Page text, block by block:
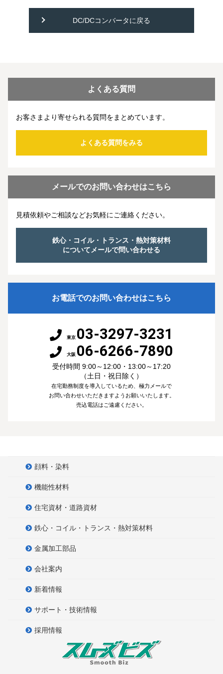
DC/DCコンバータに戻る
よくある質問
お客さまより寄せられる質問をまとめています。
よくある質問をみる
メールでのお問い合わせはこちら
見積依頼やご相談などお気軽にご連絡ください。
鉄心・コイル・トランス・熱対策材料
についてメールで問い合わせる
お電話でのお問い合わせはこちら
東京 03-3297-3231
大阪 06-6266-7890
受付時間 9:00～12:00・13:00～17:20
（土日・祝日除く）
在宅勤務制度を導入しているため、極力メールで
お問い合わせいただきますようお願いいたします。
売込電話はご遠慮ください。
顔料・染料
機能性材料
住宅資材・道路資材
鉄心・コイル・トランス・熱対策材料
金属加工部品
会社案内
新着情報
サポート・技術情報
採用情報